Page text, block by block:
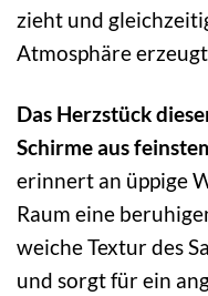
zieht und
Atmosphäre
Das Herzstück
Schirme aus
erinnert an üppige
Raum eine
weiche Textur des
und sorgt für ein